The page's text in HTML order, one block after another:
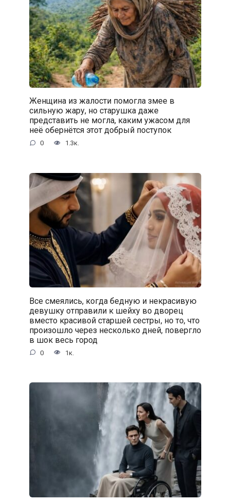
Женщина из жалости помогла змее в
сильную жару, но старушка даже
представить не могла, каким ужасом для
неё обернётся этот добрый поступок
0 1.3к.
Все смеялись, когда бедную и некрасивую
девушку отправили к шейху во дворец
вместо красивой старшей сестры, но то, что
произошло через несколько дней, повергло
в шок весь город
0 1к.